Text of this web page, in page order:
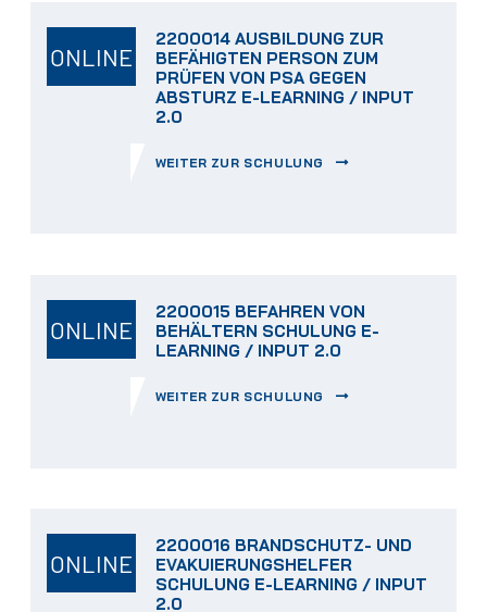
ONLINE
2200014 AUSBILDUNG ZUR
BEFÄHIGTEN PERSON ZUM
PRÜFEN VON PSA GEGEN
ABSTURZ E-LEARNING / INPUT
2.0
WEITER ZUR SCHULUNG
ONLINE
2200015 BEFAHREN VON
BEHÄLTERN SCHULUNG E-
LEARNING / INPUT 2.0
WEITER ZUR SCHULUNG
ONLINE
2200016 BRANDSCHUTZ- UND
EVAKUIERUNGSHELFER
SCHULUNG E-LEARNING / INPUT
2.0